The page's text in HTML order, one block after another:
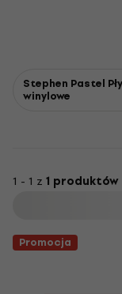
Stephen Pastel
winylowe
1 - 1 z 1 produktów
Promocja